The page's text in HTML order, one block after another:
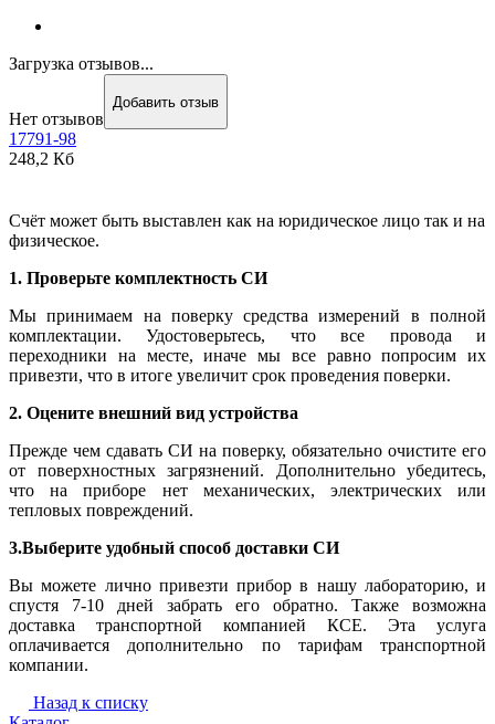
Загрузка отзывов...
Нет отзывов
Добавить отзыв
17791-98
248,2 Кб
Счёт может быть выставлен как на юридическое лицо так и на
физическое.
1. Проверьте комплектность СИ
Мы принимаем на поверку средства измерений в полной
комплектации. Удостоверьтесь, что все провода и
переходники на месте, иначе мы все равно попросим их
привезти, что в итоге увеличит срок проведения поверки.
2. Оцените внешний вид устройства
Прежде чем сдавать СИ на поверку, обязательно очистите его
от поверхностных загрязнений. Дополнительно убедитесь,
что на приборе нет механических, электрических или
тепловых повреждений.
3.Выберите удобный способ доставки СИ
Вы можете лично привезти прибор в нашу лабораторию, и
спустя 7-10 дней забрать его обратно. Также возможна
доставка транспортной компанией КСЕ. Эта услуга
оплачивается дополнительно по тарифам транспортной
компании.
Назад к списку